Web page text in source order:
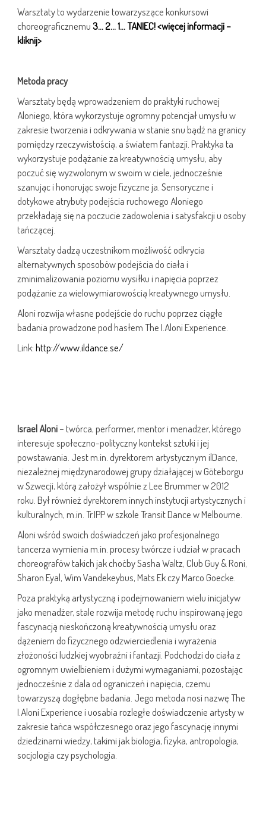
Warsztaty to wydarzenie towarzyszące konkursowi
choreograficznemu 3… 2… 1… TANIEC! <więcej informacji –
kliknij>
Metoda pracy
Warsztaty będą wprowadzeniem do praktyki ruchowej
Aloniego, która wykorzystuje ogromny potencjał umysłu w
zakresie tworzenia i odkrywania w stanie snu bądź na granicy
pomiędzy rzeczywistością, a światem fantazji. Praktyka ta
wykorzystuje podążanie za kreatywnością umysłu, aby
poczuć się wyzwolonym w swoim w ciele, jednocześnie
szanując i honorując swoje fizyczne ja. Sensoryczne i
dotykowe atrybuty podejścia ruchowego Aloniego
przekładają się na poczucie zadowolenia i satysfakcji u osoby
tańczącej.
Warsztaty dadzą uczestnikom możliwość odkrycia
alternatywnych sposobów podejścia do ciała i
zminimalizowania poziomu wysiłku i napięcia poprzez
podążanie za wielowymiarowością kreatywnego umysłu.
Aloni rozwija własne podejście do ruchu poprzez ciągłe
badania prowadzone pod hasłem The I.Aloni Experience.
Link:http://www.ildance.se/
Israel Aloni– twórca, performer, mentor i menadżer, którego
interesuje społeczno-polityczny kontekst sztuki i jej
powstawania. Jest m.in. dyrektorem artystycznym ilDance,
niezależnej międzynarodowej grupy działającej w Göteborgu
w Szwecji, którą założył wspólnie z Lee Brummer w 2012
roku. Był również dyrektorem innych instytucji artystycznych i
kulturalnych, m.in. Tr.IPP w szkole Transit Dance w Melbourne.
Aloni wśród swoich doświadczeń jako profesjonalnego
tancerza wymienia m.in. procesy twórcze i udział w pracach
choreografów takich jak choćby Sasha Waltz, Club Guy & Roni,
Sharon Eyal, Wim Vandekeybus, Mats Ek czy Marco Goecke.
Poza praktyką artystyczną i podejmowaniem wielu inicjatyw
jako menadżer, stale rozwija metodę ruchu inspirowaną jego
fascynacją nieskończoną kreatywnością umysłu oraz
dążeniem do fizycznego odzwierciedlenia i wyrażenia
złożoności ludzkiej wyobraźni i fantazji. Podchodzi do ciała z
ogromnym uwielbieniem i dużymi wymaganiami, pozostając
jednocześnie z dala od ograniczeń i napięcia, czemu
towarzyszą dogłębne badania. Jego metoda nosi nazwę The
I.Aloni Experience i uosabia rozległe doświadczenie artysty w
zakresie tańca współczesnego oraz jego fascynację innymi
dziedzinami wiedzy, takimi jak biologia, fizyka, antropologia,
socjologia czy psychologia.